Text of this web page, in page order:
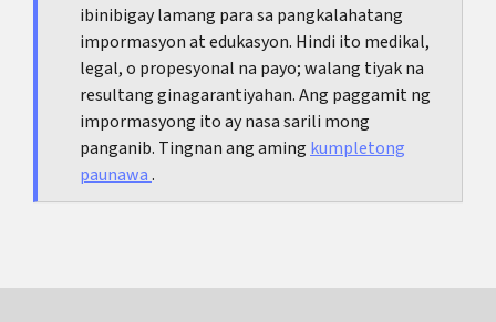
ay senyales ng magandang performance ng
platform.
ibinibigay lamang para sa pangkalahatang
impormasyon at edukasyon. Hindi ito medikal,
legal, o propesyonal na payo; walang tiyak na
resultang ginagarantiyahan. Ang paggamit ng
impormasyong ito ay nasa sarili mong
panganib. Tingnan ang amingkumpletong
paunawa.